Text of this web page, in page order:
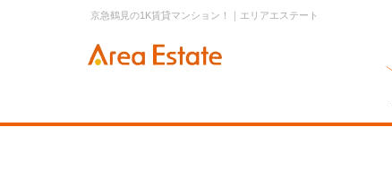
京急鶴見の1K賃貸マンション！｜エリアエステート